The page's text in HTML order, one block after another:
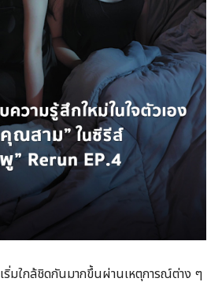
เริ่มใกล้ชิดกันมากขึ้นผ่านเหตุการณ์ต่าง ๆ